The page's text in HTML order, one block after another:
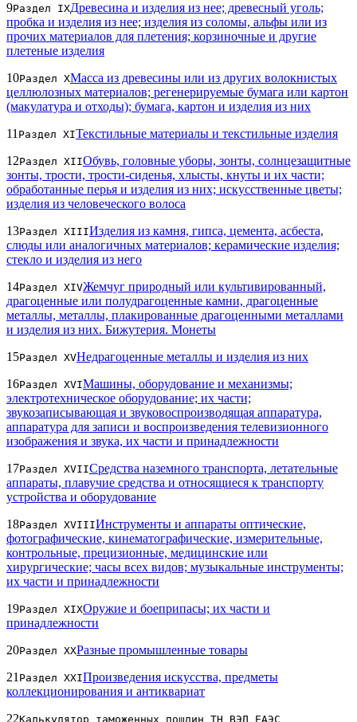
9Раздел IXДревесина и изделия из нее; древесный уголь;
пробка и изделия из нее; изделия из соломы, альфы или из
прочих материалов для плетения; корзиночные и другие
плетеные изделия
10Раздел XМасса из древесины или из других волокнистых
целлюлозных материалов; регенерируемые бумага или картон
(макулатура и отходы); бумага, картон и изделия из них
11 Раздел XIТекстильные материалы и текстильные изделия
12Раздел XIIОбувь, головные уборы, зонты, солнцезащитные
зонты, трости, трости-сиденья, хлысты, кнуты и их части;
обработанные перья и изделия из них; искусственные цветы;
изделия из человеческого волоса
13Раздел XIIIИзделия из камня, гипса, цемента, асбеста,
слюды или аналогичных материалов; керамические изделия;
стекло и изделия из него
14Раздел XIVЖемчуг природный или культивированный,
драгоценные или полудрагоценные камни, драгоценные
металлы, металлы, плакированные драгоценными металлами
и изделия из них. Бижутерия. Монеты
15Раздел XVНедрагоценные металлы и изделия из них
16Раздел XVIМашины, оборудование и механизмы;
электротехническое оборудование; их части;
звукозаписывающая и звуковоспроизводящая аппаратура,
аппаратура для записи и воспроизведения телевизионного
изображения и звука, их части и принадлежности
17Раздел XVIIСредства наземного транспорта, летательные
аппараты, плавучие средства и относящиеся к транспорту
устройства и оборудование
18Раздел XVIIIИнструменты и аппараты оптические,
фотографические, кинематографические, измерительные,
контрольные, прецизионные, медицинские или
хирургические; часы всех видов; музыкальные инструменты;
их части и принадлежности
19Раздел XIXОружие и боеприпасы; их части и
принадлежности
20Раздел XXРазные промышленные товары
21 Раздел XXIПроизведения искусства, предметы
коллекционирования и антиквариат
22Калькулятор таможенных пошлин ТН ВЭД ЕАЭС